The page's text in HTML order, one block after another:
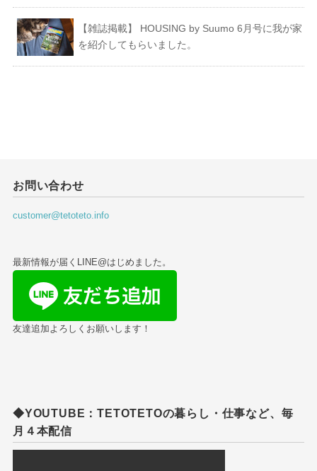
【雑誌掲載】 HOUSING by Suumo 6月号に我が家
を紹介してもらいました。
お問い合わせ
customer@tetoteto.info
最新情報が届くLINE@はじめました。
友達追加よろしくお願いします！
◆YOUTUBE：TETOTETOの暮らし・仕事など、毎
月４本配信